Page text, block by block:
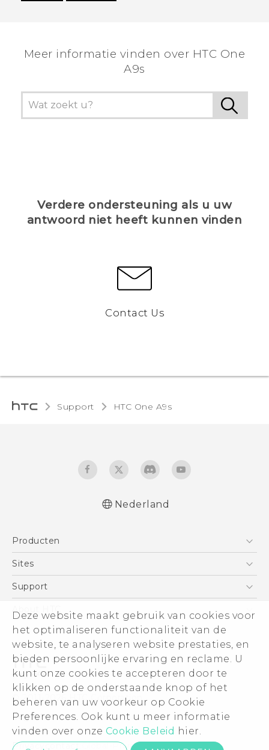
Deze website maakt gebruik van cookies voor
het optimaliseren functionaliteit van de
website, te analyseren website prestaties, en
bieden persoonlijke ervaring en reclame. U
kunt onze cookies te accepteren door te
klikken op de onderstaande knop of het
beheren van uw voorkeur op Cookie
Preferences. Ook kunt u meer informatie
vinden over onze Cookie Beleid hier.
Meer informatie vinden over HTC One
A9s
Verdere ondersteuning als u uw
antwoord niet heeft kunnen vinden
Contact Us
Support HTC One A9s‎
Nederlands - Gebruikershandleiding
wettelijke voorschriften
Deutsch - Benutzerhandbuch
Deutsch - Informationen zur Sicherheit und
behördliche Bestimmungen
English - Quick start guide
English - User manual
English - Safety and regulatory guide
Nederland
Producten
Telefoons
Vive
Accessoires
Sites
HTC Vive
Aan de slag
Support
Support voor eCommerce
About HTC
ESG
Informatie over het bedrijf
Voor beleggers (engels)
Cookie Preferences
Vacatures
Security and Privacy Whitepaper
© 2011-2026 HTC Corporation
Legal terms
Privacycontact:Global-Privacy@htc.com